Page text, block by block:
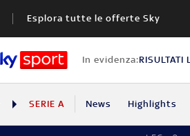
Esplora tutte le offerte Sky
In evidenza:RISULTATI
SERIE A News Highlights